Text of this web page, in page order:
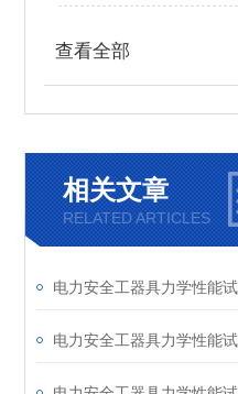
查看全部
相关文章
RELATED ARTICLES